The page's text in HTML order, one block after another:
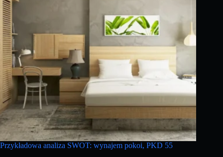
Przykładowa analiza SWOT: wynajem pokoi, PKD 55